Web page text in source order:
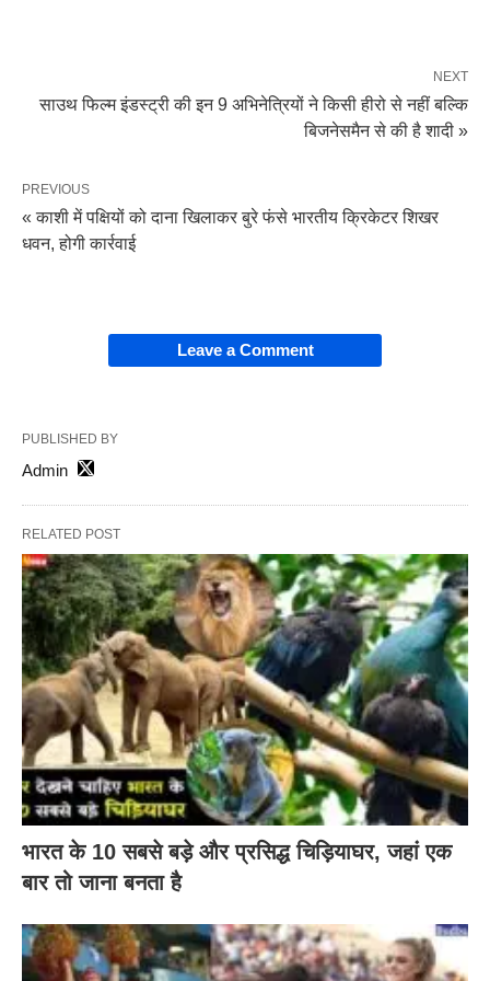
NEXT
साउथ फिल्म इंडस्ट्री की इन 9 अभिनेत्रियों ने किसी हीरो से नहीं बल्कि
बिजनेसमैन से की है शादी »
PREVIOUS
« काशी में पक्षियों को दाना खिलाकर बुरे फंसे भारतीय क्रिकेटर शिखर
धवन, होगी कार्रवाई
Leave a Comment
PUBLISHED BY
Admin
RELATED POST
भारत के 10 सबसे बड़े और प्रसिद्ध चिड़ियाघर, जहां एक
बार तो जाना बनता है